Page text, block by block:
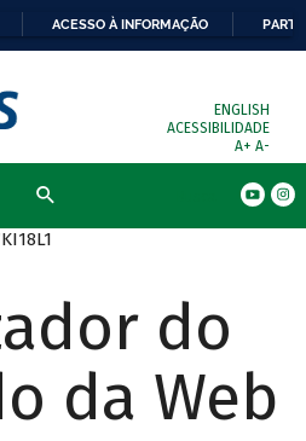
ACESSO À INFORMAÇÃO
ENGLISH
ACESSIBILIDADE
A+ A-
do
da Web